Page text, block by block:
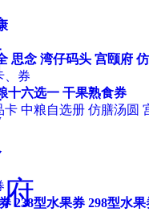
思念 湾仔码头 宫颐府
、券
十六选一 干果熟食券
卡 中粮自选册 仿膳汤圆
238型水果券 298型水果